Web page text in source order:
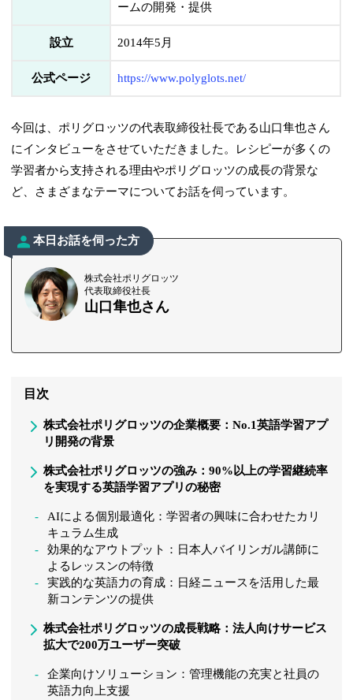
ームの開発・提供
設立 2014年5月
公式ページ https://www.polyglots.net/
今回は、ポリグロッツの代表取締役社長である山口隼也さん
にインタビューをさせていただきました。レシピーが多くの
学習者から支持される理由やポリグロッツの成長の背景な
ど、さまざまなテーマについてお話を伺っています。
本日お話を伺った方
株式会社ポリグロッツ
代表取締役社長
山口隼也さん
目次
株式会社ポリグロッツの企業概要：No.1英語学習アプ
リ開発の背景
株式会社ポリグロッツの強み：90%以上の学習継続率
を実現する英語学習アプリの秘密
AIによる個別最適化：学習者の興味に合わせたカリ
キュラム生成
効果的なアウトプット：日本人バイリンガル講師に
よるレッスンの特徴
実践的な英語力の育成：日経ニュースを活用した最
新コンテンツの提供
株式会社ポリグロッツの成長戦略：法人向けサービス
拡大で200万ユーザー突破
企業向けソリューション：管理機能の充実と社員の
英語力向上支援